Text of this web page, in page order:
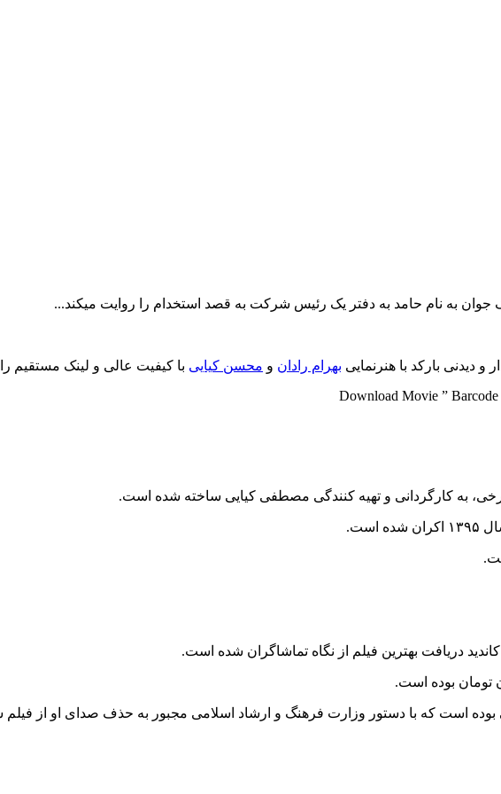
جوان به نام حامد به دفتر یک رئیس شرکت به قصد استخدام را روایت میکند...
و دیدنی بارکد با هنرنمایی بهرام رادان و محسن کیایی با کیفیت عالی و لینک مستقیم
Download Movie ”
به کارگردانی و تهیه کنندگی مصطفی کیایی ساخته شده است.
دریافت بهترین فیلم از نگاه تماشاگران شده است.
بوده است که با دستور وزارت فرهنگ و ارشاد اسلامی مجبور به حذف صدای او از فیلم